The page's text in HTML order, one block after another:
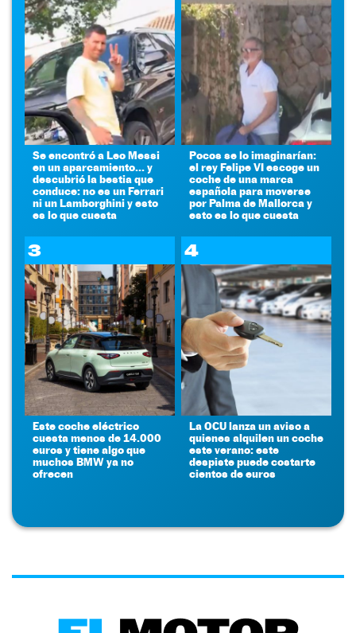
Se encontró a Leo Messi
en un aparcamiento... y
descubrió la bestia que
conduce: no es un Ferrari
ni un Lamborghini y esto
es lo que cuesta
Pocos se lo imaginarían:
el rey Felipe VI escoge un
coche de una marca
española para moverse
por Palma de Mallorca y
esto es lo que cuesta
3
Este coche eléctrico
cuesta menos de 14.000
euros y tiene algo que
muchos BMW ya no
ofrecen
4
La OCU lanza un aviso a
quienes alquilen un coche
este verano: este
despiste puede costarte
cientos de euros